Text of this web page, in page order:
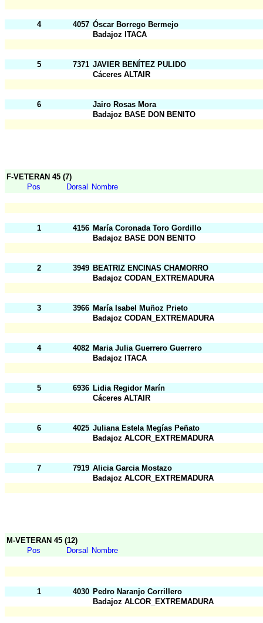
4 4057 Óscar Borrego Bermejo
Badajoz ITACA
5 7371 JAVIER BENÍTEZ PULIDO
Cáceres ALTAIR
6
Jairo Rosas Mora
Badajoz BASE DON BENITO
F-VETERAN 45 (7)
Pos
Dorsal Nombre
1 4156 María Coronada Toro Gordillo
Badajoz BASE DON BENITO
2 3949 BEATRIZ ENCINAS CHAMORRO
Badajoz CODAN_EXTREMADURA
3 3966 María Isabel Muñoz Prieto
Badajoz CODAN_EXTREMADURA
4 4082 Maria Julia Guerrero Guerrero
Badajoz ITACA
5 6936 Lidia Regidor Marín
Cáceres ALTAIR
6 4025 Juliana Estela Megías Peñato
Badajoz ALCOR_EXTREMADURA
7 7919 Alicia Garcia Mostazo
Badajoz ALCOR_EXTREMADURA
M-VETERAN 45 (12)
Pos
Dorsal Nombre
1 4030 Pedro Naranjo Corrillero
Badajoz ALCOR_EXTREMADURA